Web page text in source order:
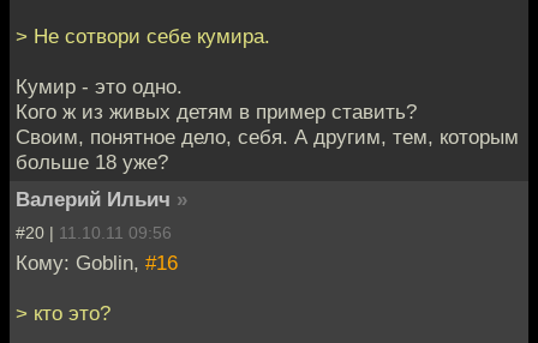
> Не сотвори себе кумира.
Кумир - это одно.
Кого ж из живых детям в пример ставить?
Своим, понятное дело, себя. А другим, тем, которым
больше 18 уже?
Валерий Ильич »
#20 | 11.10.11 09:56
Кому: Goblin, #16
> кто это?